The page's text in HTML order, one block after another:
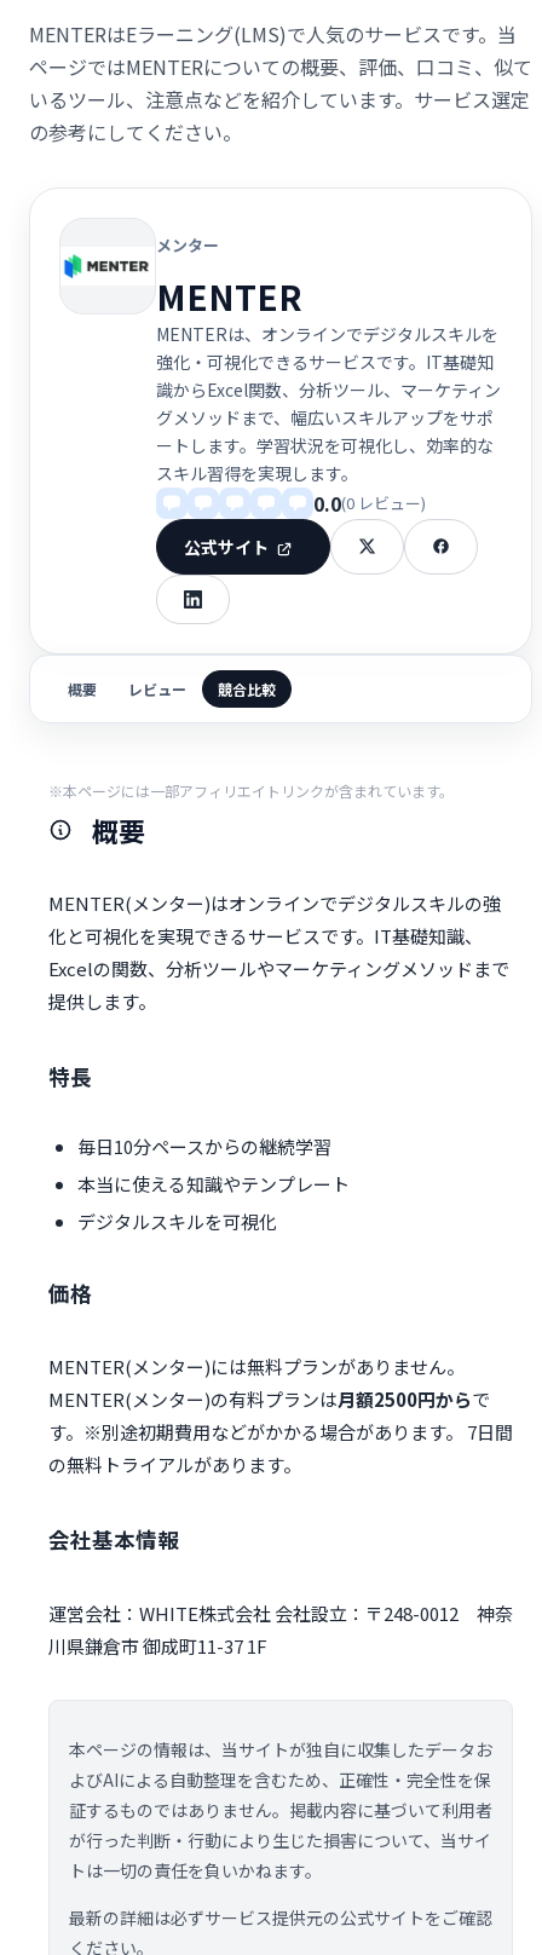
MENTERはEラーニング(LMS)で人気のサービスです。当
ページではMENTERについての概要、評価、口コミ、似て
いるツール、注意点などを紹介しています。サービス選定
の参考にしてください。
メンター
MENTER
MENTERは、オンラインでデジタルスキルを
強化・可視化できるサービスです。IT基礎知
識からExcel関数、分析ツール、マーケティン
グメソッドまで、幅広いスキルアップをサポ
ートします。学習状況を可視化し、効率的な
スキル習得を実現します。
0.0(0 レビュー)
公式サイト
概要 レビュー 競合比較
※本ページには一部アフィリエイトリンクが含まれています。
概要
MENTER(メンター)はオンラインでデジタルスキルの強
化と可視化を実現できるサービスです。IT基礎知識、
Excelの関数、分析ツールやマーケティングメソッドまで
提供します。
特長
毎日10分ペースからの継続学習
本当に使える知識やテンプレート
デジタルスキルを可視化
価格
MENTER(メンター)には無料プランがありません。
MENTER(メンター)の有料プランは月額2500円からで
す。※別途初期費用などがかかる場合があります。 7日間
の無料トライアルがあります。
会社基本情報
運営会社：WHITE株式会社 会社設立：〒248-0012 神奈
川県鎌倉市 御成町11-37 1F
本ページの情報は、当サイトが独自に収集したデータお
よびAIによる自動整理を含むため、正確性・完全性を保
証するものではありません。掲載内容に基づいて利用者
が行った判断・行動により生じた損害について、当サイ
トは一切の責任を負いかねます。
最新の詳細は必ずサービス提供元の公式サイトをご確認
ください。